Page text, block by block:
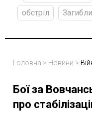
обстріл
Головна > Новини >
Бої за
про